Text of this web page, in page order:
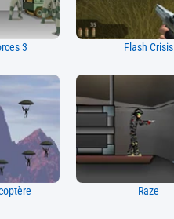
3 Flash Crisis
Raze